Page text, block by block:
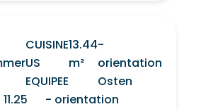
CUISINE
US
EQUIPEE
13.44
m²
-
orientation
Osten
11.25
- orientation